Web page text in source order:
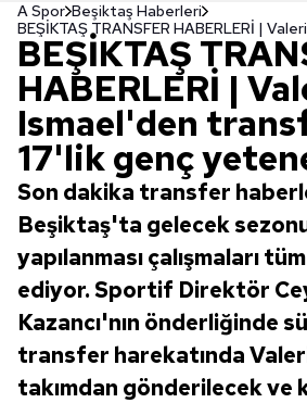
A Spor Beşiktaş Haberleri
BEŞİKTAŞ
HABERLERİ |
Ismael'den
17'lik genç
Son dakika transfer
Beşiktaş'ta gelecek
yapılanması çalışmaları
ediyor. Sportif Direktör
Kazancı'nın önderliğinde
transfer harekatında
takımdan gönderilecek ve